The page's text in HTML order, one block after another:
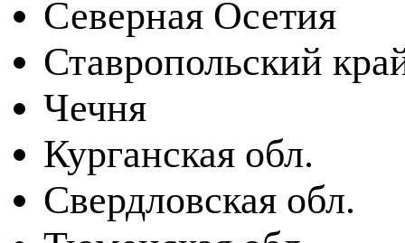
Северная Осетия
Ставропольский
Чечня
Курганская обл.
Свердловская обл.